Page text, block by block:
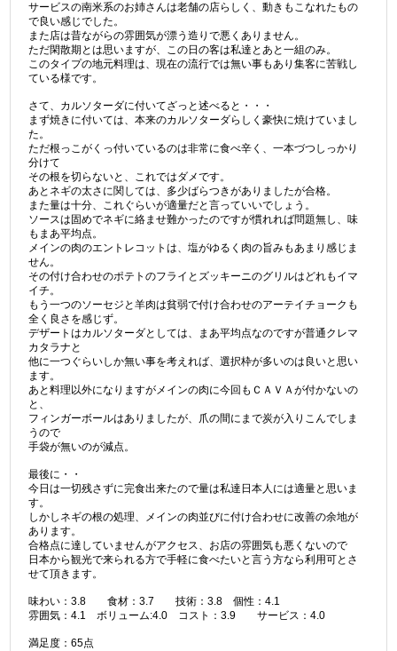
サービスの南米系のお姉さんは老舗の店らしく、動きもこなれたもの
で良い感じでした。
また店は昔ながらの雰囲気が漂う造りで悪くありません。
ただ閑散期とは思いますが、この日の客は私達とあと一組のみ。
このタイプの地元料理は、現在の流行では無い事もあり集客に苦戦し
ている様です。
さて、カルソターダに付いてざっと述べると・・・
まず焼きに付いては、本来のカルソターダらしく豪快に焼けていまし
た。
ただ根っこがくっ付いているのは非常に食べ辛く、一本づつしっかり
分けて
その根を切らないと、これではダメです。
あとネギの太さに関しては、多少ばらつきがありましたが合格。
また量は十分、これぐらいが適量だと言っていいでしょう。
ソースは固めでネギに絡ませ難かったのですが慣れれば問題無し、味
もまあ平均点。
メインの肉のエントレコットは、塩がゆるく肉の旨みもあまり感じま
せん。
その付け合わせのポテトのフライとズッキーニのグリルはどれもイマ
イチ。
もう一つのソーセジと羊肉は貧弱で付け合わせのアーテイチョークも
全く良さを感じず。
デザートはカルソターダとしては、まあ平均点なのですが普通クレマ
カタラナと
他に一つぐらいしか無い事を考えれば、選択枠が多いのは良いと思い
ます。
あと料理以外になりますがメインの肉に今回もＣＡＶＡが付かないの
と、
フィンガーボールはありましたが、爪の間にまで炭が入りこんでしま
うので
手袋が無いのが減点。
最後に・・
今日は一切残さずに完食出来たので量は私達日本人には適量と思いま
す。
しかしネギの根の処理、メインの肉並びに付け合わせに改善の余地が
あります。
合格点に達していませんがアクセス、お店の雰囲気も悪くないので
日本から観光で来られる方で手軽に食べたいと言う方なら利用可とさ
せて頂きます。
味わい：3.8 食材：3.7 技術：3.8 個性：4.1
雰囲気：4.1 ボリューム:4.0 コスト：3.9 サービス：4.0
満足度：65点